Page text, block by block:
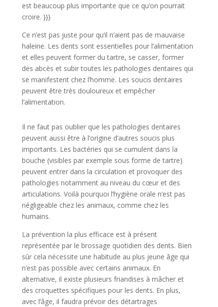
est beaucoup plus importante que ce qu’on pourrait
croire. }}}
Ce n’est pas juste pour qu’il n’aient pas de mauvaise
haleine. Les dents sont essentielles pour l’alimentation
et elles peuvent former du tartre, se casser, former
des abcès et subir toutes les pathologies dentaires qui
se manifestent chez l’homme. Les soucis dentaires
peuvent être très douloureux et empêcher
l’alimentation.
Il ne faut pas oublier que les pathologies dentaires
peuvent aussi être à l’origine d’autres soucis plus
importants. Les bactéries qui se cumulent dans la
bouche (visibles par exemple sous forme de tartre)
peuvent entrer dans la circulation et provoquer des
pathologies notamment au niveau du cœur et des
articulations. Voilà pourquoi l’hygiène orale n’est pas
négligeable chez les animaux, comme chez les
humains.
La prévention la plus efficace est à présent
représentée par le brossage quotidien des dents. Bien
sûr cela nécessite une habitude au plus jeune âge qui
n’est pas possible avec certains animaux. En
alternative, il existe plusieurs friandises à mâcher et
des croquettes spécifiques pour les dents. En plus,
avec l’âge, il faudra prévoir des détartrages